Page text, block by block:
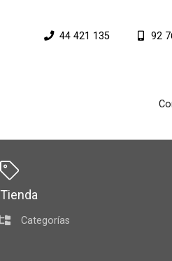
44 421 135 92
Tienda
Categorías